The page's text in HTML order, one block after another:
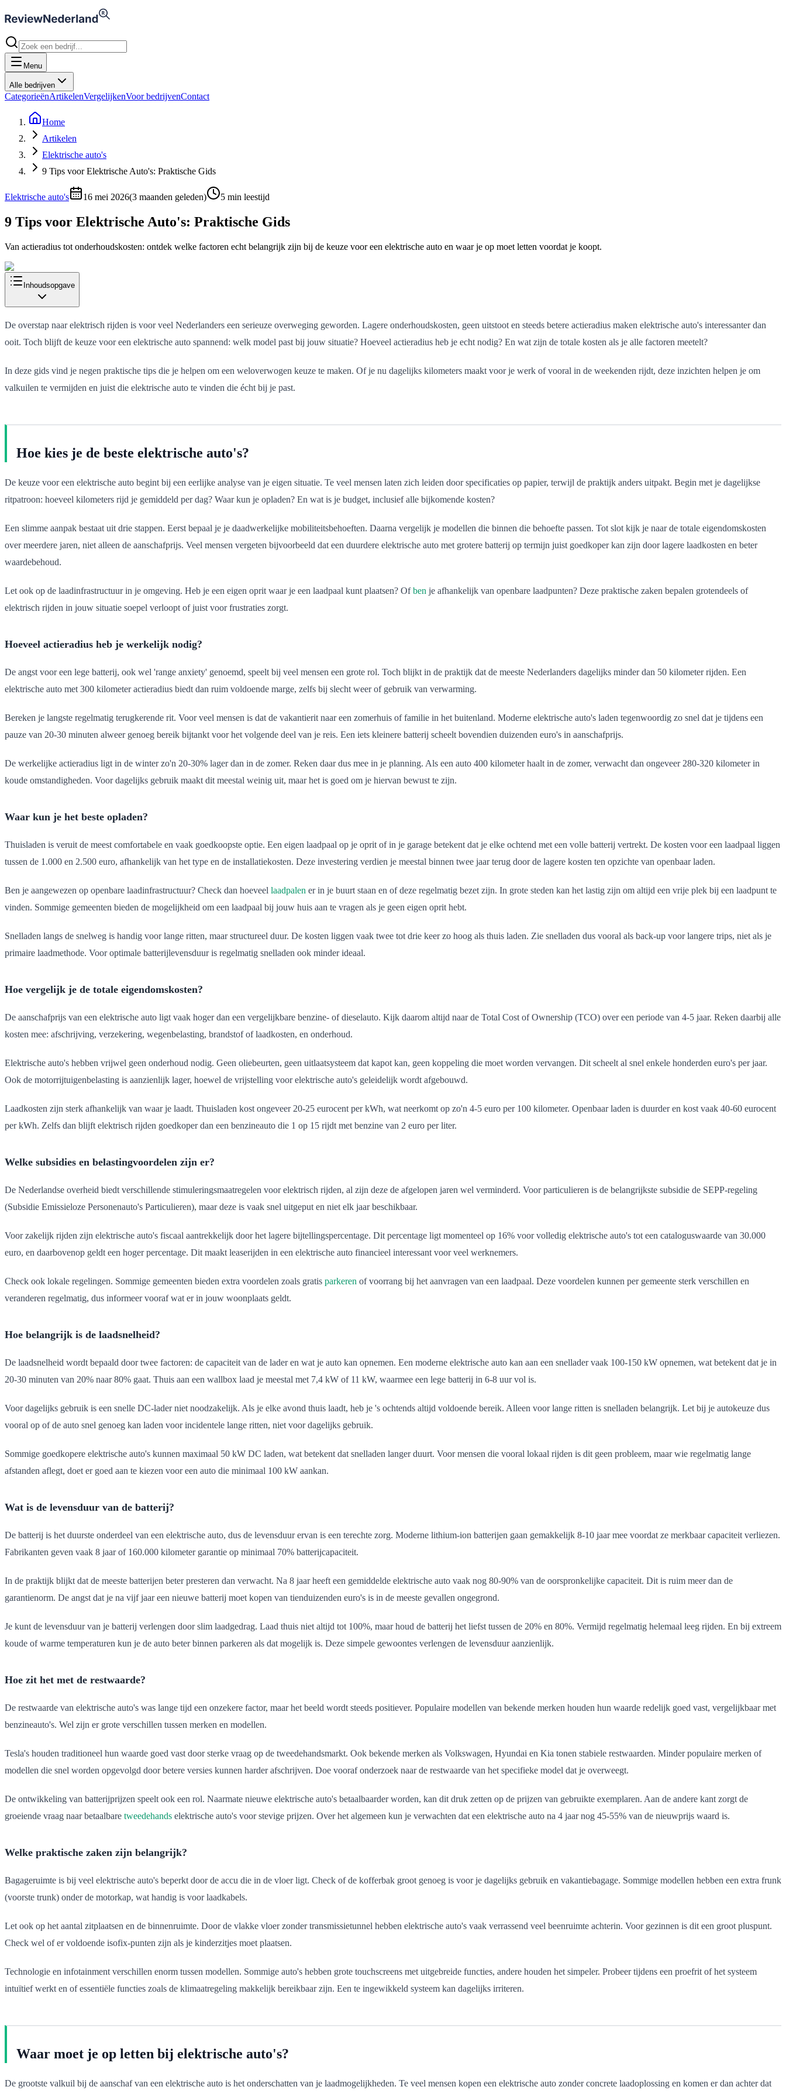
Menu
Alle bedrijven
CategorieënArtikelenVergelijkenVoor bedrijvenContact
Home
Artikelen
Elektrische auto's
9 Tips voor Elektrische Auto's: Praktische Gids
Elektrische auto's 16 mei 2026(3 maanden geleden) 5 min leestijd
9 Tips voor Elektrische Auto's: Praktische Gids
Van actieradius tot onderhoudskosten: ontdek welke factoren echt belangrijk zijn bij de keuze voor een elektrische auto en waar je op moet letten voordat je koopt.
Inhoudsopgave
De overstap naar elektrisch rijden is voor veel Nederlanders een serieuze overweging geworden. Lagere onderhoudskosten, geen uitstoot en steeds betere actieradius maken elektrische auto's interessanter dan
ooit. Toch blijft de keuze voor een elektrische auto spannend: welk model past bij jouw situatie? Hoeveel actieradius heb je echt nodig? En wat zijn de totale kosten als je alle factoren meetelt?
In deze gids vind je negen praktische tips die je helpen om een weloverwogen keuze te maken. Of je nu dagelijks kilometers maakt voor je werk of vooral in de weekenden rijdt, deze inzichten helpen je om
valkuilen te vermijden en juist die elektrische auto te vinden die écht bij je past.
Hoe kies je de beste elektrische auto's?
De keuze voor een elektrische auto begint bij een eerlijke analyse van je eigen situatie. Te veel mensen laten zich leiden door specificaties op papier, terwijl de praktijk anders uitpakt. Begin met je dagelijkse
ritpatroon: hoeveel kilometers rijd je gemiddeld per dag? Waar kun je opladen? En wat is je budget, inclusief alle bijkomende kosten?
Een slimme aanpak bestaat uit drie stappen. Eerst bepaal je je daadwerkelijke mobiliteitsbehoeften. Daarna vergelijk je modellen die binnen die behoefte passen. Tot slot kijk je naar de totale eigendomskosten
over meerdere jaren, niet alleen de aanschafprijs. Veel mensen vergeten bijvoorbeeld dat een duurdere elektrische auto met grotere batterij op termijn juist goedkoper kan zijn door lagere laadkosten en beter
waardebehoud.
Let ook op de laadinfrastructuur in je omgeving. Heb je een eigen oprit waar je een laadpaal kunt plaatsen? Ofben je afhankelijk van openbare laadpunten? Deze praktische zaken bepalen grotendeels of
elektrisch rijden in jouw situatie soepel verloopt of juist voor frustraties zorgt.
Hoeveel actieradius heb je werkelijk nodig?
De angst voor een lege batterij, ook wel 'range anxiety' genoemd, speelt bij veel mensen een grote rol. Toch blijkt in de praktijk dat de meeste Nederlanders dagelijks minder dan 50 kilometer rijden. Een
elektrische auto met 300 kilometer actieradius biedt dan ruim voldoende marge, zelfs bij slecht weer of gebruik van verwarming.
Bereken je langste regelmatig terugkerende rit. Voor veel mensen is dat de vakantierit naar een zomerhuis of familie in het buitenland. Moderne elektrische auto's laden tegenwoordig zo snel dat je tijdens een
pauze van 20-30 minuten alweer genoeg bereik bijtankt voor het volgende deel van je reis. Een iets kleinere batterij scheelt bovendien duizenden euro's in aanschafprijs.
De werkelijke actieradius ligt in de winter zo'n 20-30% lager dan in de zomer. Reken daar dus mee in je planning. Als een auto 400 kilometer haalt in de zomer, verwacht dan ongeveer 280-320 kilometer in
koude omstandigheden. Voor dagelijks gebruik maakt dit meestal weinig uit, maar het is goed om je hiervan bewust te zijn.
Waar kun je het beste opladen?
Thuisladen is veruit de meest comfortabele en vaak goedkoopste optie. Een eigen laadpaal op je oprit of in je garage betekent dat je elke ochtend met een volle batterij vertrekt. De kosten voor een laadpaal liggen
tussen de 1.000 en 2.500 euro, afhankelijk van het type en de installatiekosten. Deze investering verdien je meestal binnen twee jaar terug door de lagere kosten ten opzichte van openbaar laden.
Ben je aangewezen op openbare laadinfrastructuur? Check dan hoeveel laadpalen er in je buurt staan en of deze regelmatig bezet zijn. In grote steden kan het lastig zijn om altijd een vrije plek bij een laadpunt te
vinden. Sommige gemeenten bieden de mogelijkheid om een laadpaal bij jouw huis aan te vragen als je geen eigen oprit hebt.
Snelladen langs de snelweg is handig voor lange ritten, maar structureel duur. De kosten liggen vaak twee tot drie keer zo hoog als thuis laden. Zie snelladen dus vooral als back-up voor langere trips, niet als je
primaire laadmethode. Voor optimale batterijlevensduur is regelmatig snelladen ook minder ideaal.
Hoe vergelijk je de totale eigendomskosten?
De aanschafprijs van een elektrische auto ligt vaak hoger dan een vergelijkbare benzine- of dieselauto. Kijk daarom altijd naar de Total Cost of Ownership (TCO) over een periode van 4-5 jaar. Reken daarbij alle
kosten mee: afschrijving, verzekering, wegenbelasting, brandstof of laadkosten, en onderhoud.
Elektrische auto's hebben vrijwel geen onderhoud nodig. Geen oliebeurten, geen uitlaatsysteem dat kapot kan, geen koppeling die moet worden vervangen. Dit scheelt al snel enkele honderden euro's per jaar.
Ook de motorrijtuigenbelasting is aanzienlijk lager, hoewel de vrijstelling voor elektrische auto's geleidelijk wordt afgebouwd.
Laadkosten zijn sterk afhankelijk van waar je laadt. Thuisladen kost ongeveer 20-25 eurocent per kWh, wat neerkomt op zo'n 4-5 euro per 100 kilometer. Openbaar laden is duurder en kost vaak 40-60 eurocent
per kWh. Zelfs dan blijft elektrisch rijden goedkoper dan een benzineauto die 1 op 15 rijdt met benzine van 2 euro per liter.
Welke subsidies en belastingvoordelen zijn er?
De Nederlandse overheid biedt verschillende stimuleringsmaatregelen voor elektrisch rijden, al zijn deze de afgelopen jaren wel verminderd. Voor particulieren is de belangrijkste subsidie de SEPP-regeling
(Subsidie Emissieloze Personenauto's Particulieren), maar deze is vaak snel uitgeput en niet elk jaar beschikbaar.
Voor zakelijk rijden zijn elektrische auto's fiscaal aantrekkelijk door het lagere bijtellingspercentage. Dit percentage ligt momenteel op 16% voor volledig elektrische auto's tot een cataloguswaarde van 30.000
euro, en daarbovenop geldt een hoger percentage. Dit maakt leaserijden in een elektrische auto financieel interessant voor veel werknemers.
Check ook lokale regelingen. Sommige gemeenten bieden extra voordelen zoals gratis parkeren of voorrang bij het aanvragen van een laadpaal. Deze voordelen kunnen per gemeente sterk verschillen en
veranderen regelmatig, dus informeer vooraf wat er in jouw woonplaats geldt.
Hoe belangrijk is de laadsnelheid?
De laadsnelheid wordt bepaald door twee factoren: de capaciteit van de lader en wat je auto kan opnemen. Een moderne elektrische auto kan aan een snellader vaak 100-150 kW opnemen, wat betekent dat je in
20-30 minuten van 20% naar 80% gaat. Thuis aan een wallbox laad je meestal met 7,4 kW of 11 kW, waarmee een lege batterij in 6-8 uur vol is.
Voor dagelijks gebruik is een snelle DC-lader niet noodzakelijk. Als je elke avond thuis laadt, heb je 's ochtends altijd voldoende bereik. Alleen voor lange ritten is snelladen belangrijk. Let bij je autokeuze dus
vooral op of de auto snel genoeg kan laden voor incidentele lange ritten, niet voor dagelijks gebruik.
Sommige goedkopere elektrische auto's kunnen maximaal 50 kW DC laden, wat betekent dat snelladen langer duurt. Voor mensen die vooral lokaal rijden is dit geen probleem, maar wie regelmatig lange
afstanden aflegt, doet er goed aan te kiezen voor een auto die minimaal 100 kW aankan.
Wat is de levensduur van de batterij?
De batterij is het duurste onderdeel van een elektrische auto, dus de levensduur ervan is een terechte zorg. Moderne lithium-ion batterijen gaan gemakkelijk 8-10 jaar mee voordat ze merkbaar capaciteit verliezen.
Fabrikanten geven vaak 8 jaar of 160.000 kilometer garantie op minimaal 70% batterijcapaciteit.
In de praktijk blijkt dat de meeste batterijen beter presteren dan verwacht. Na 8 jaar heeft een gemiddelde elektrische auto vaak nog 80-90% van de oorspronkelijke capaciteit. Dit is ruim meer dan de
garantienorm. De angst dat je na vijf jaar een nieuwe batterij moet kopen van tienduizenden euro's is in de meeste gevallen ongegrond.
Je kunt de levensduur van je batterij verlengen door slim laadgedrag. Laad thuis niet altijd tot 100%, maar houd de batterij het liefst tussen de 20% en 80%. Vermijd regelmatig helemaal leeg rijden. En bij extreem
koude of warme temperaturen kun je de auto beter binnen parkeren als dat mogelijk is. Deze simpele gewoontes verlengen de levensduur aanzienlijk.
Hoe zit het met de restwaarde?
De restwaarde van elektrische auto's was lange tijd een onzekere factor, maar het beeld wordt steeds positiever. Populaire modellen van bekende merken houden hun waarde redelijk goed vast, vergelijkbaar met
benzineauto's. Wel zijn er grote verschillen tussen merken en modellen.
Tesla's houden traditioneel hun waarde goed vast door sterke vraag op de tweedehandsmarkt. Ook bekende merken als Volkswagen, Hyundai en Kia tonen stabiele restwaarden. Minder populaire merken of
modellen die snel worden opgevolgd door betere versies kunnen harder afschrijven. Doe vooraf onderzoek naar de restwaarde van het specifieke model dat je overweegt.
De ontwikkeling van batterijprijzen speelt ook een rol. Naarmate nieuwe elektrische auto's betaalbaarder worden, kan dit druk zetten op de prijzen van gebruikte exemplaren. Aan de andere kant zorgt de
groeiende vraag naar betaalbare tweedehands elektrische auto's voor stevige prijzen. Over het algemeen kun je verwachten dat een elektrische auto na 4 jaar nog 45-55% van de nieuwprijs waard is.
Welke praktische zaken zijn belangrijk?
Bagageruimte is bij veel elektrische auto's beperkt door de accu die in de vloer ligt. Check of de kofferbak groot genoeg is voor je dagelijks gebruik en vakantiebagage. Sommige modellen hebben een extra frunk
(voorste trunk) onder de motorkap, wat handig is voor laadkabels.
Let ook op het aantal zitplaatsen en de binnenruimte. Door de vlakke vloer zonder transmissietunnel hebben elektrische auto's vaak verrassend veel beenruimte achterin. Voor gezinnen is dit een groot pluspunt.
Check wel of er voldoende isofix-punten zijn als je kinderzitjes moet plaatsen.
Technologie en infotainment verschillen enorm tussen modellen. Sommige auto's hebben grote touchscreens met uitgebreide functies, andere houden het simpeler. Probeer tijdens een proefrit of het systeem
intuïtief werkt en of essentiële functies zoals de klimaatregeling makkelijk bereikbaar zijn. Een te ingewikkeld systeem kan dagelijks irriteren.
Waar moet je op letten bij elektrische auto's?
De grootste valkuil bij de aanschaf van een elektrische auto is het onderschatten van je laadmogelijkheden. Te veel mensen kopen een elektrische auto zonder concrete laadoplossing en komen er dan achter dat